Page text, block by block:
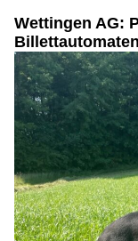
Wettingen AG: